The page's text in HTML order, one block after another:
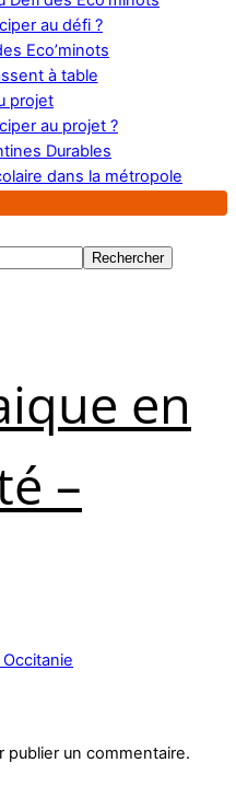
au défi ?
Eco’minots
à table
projet
au projet ?
Durables
dans la métropole
en
–
publier un commentaire.